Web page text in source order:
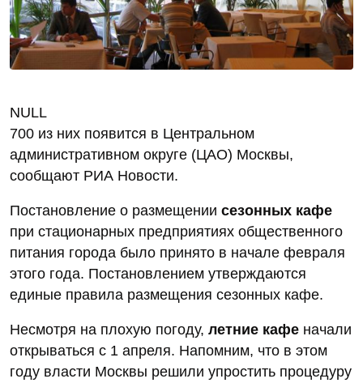
NULL
700 из них появится в Центральном
административном округе (ЦАО) Москвы,
сообщают РИА Новости.
Постановление о размещении сезонных кафе
при стационарных предприятиях общественного
питания города было принято в начале февраля
этого года. Постановлением утверждаются
единые правила размещения сезонных кафе.
Несмотря на плохую погоду, летние кафе начали
открываться с 1 апреля. Напомним, что в этом
году власти Москвы решили упростить процедуру